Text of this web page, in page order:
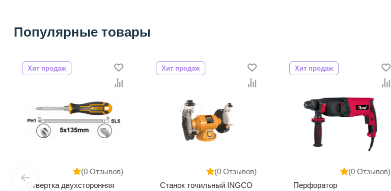
Популярные товары
(0 Отзывов)
Хит продаж
Отвертка двухсторонняя
(0 Отзывов)
Хит продаж
Станок точильный INGCO
(0 Отзывов)
Хит продаж
Перфоратор